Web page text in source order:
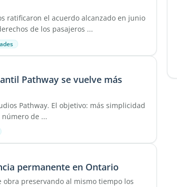
ratificaron el acuerdo alcanzado en junio
de los pasajeros ...
Pathway se vuelve más
Pathway. El objetivo: más simplicidad
de ...
permanente en Ontario
obra preservando al mismo tiempo los